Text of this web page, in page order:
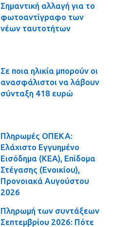
Σημαντική αλλαγή για το
φωτοαντίγραφο των
νέων ταυτοτήτων
Σε ποια ηλικία μπορούν οι
ανασφάλιστοι να λάβουν
σύνταξη 418 ευρώ
Πληρωμές ΟΠΕΚΑ:
Ελάχιστο Εγγυημένο
Εισόδημα (ΚΕΑ), Επίδομα
Στέγασης (Ενοικίου),
Προνοιακά Αυγούστου
2026
Πληρωμή των συντάξεων
Σεπτεμβρίου 2026: Πότε